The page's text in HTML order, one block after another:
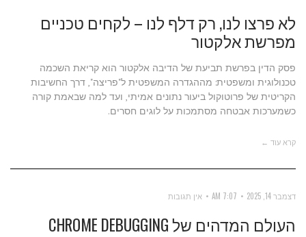
לא פרצו לנו, רק דלף לנו – לקחים טכניים
מפרשת אלקטור
פסק הדין בפרשת תביעת של הדיבה אלקטור הוא קריאת השכמה
טכנולוגית ומשפטית: מההגדרה המשפטית ל"פריצה", דרך החשיבות
הקריטית של פרוטוקול ביעור נתונים אמיתי, ועד למה שבאמת קורה
כשמערכות אבטחה מסתמכות על לוגים חסרים.
קרא עוד ←
דצמבר 14, 2025 7:07 AM אין תגובות
העולם המדהים של CHROME DEBUGGING